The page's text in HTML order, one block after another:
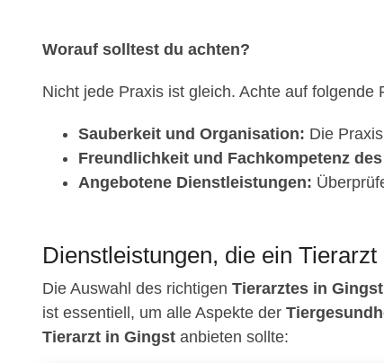
Worauf solltest du achten?
Nicht jede Praxis ist gleich. Achte auf folgende
Sauberkeit und Organisation: Die
Freundlichkeit und Fachkompetenz
Angebotene Dienstleistungen:
Dienstleistungen, die ein
Die Auswahl des richtigen Tierarztes in Gingst
ist essentiell, um alle Aspekte der
Tierarzt in Gingst anbieten sollte: